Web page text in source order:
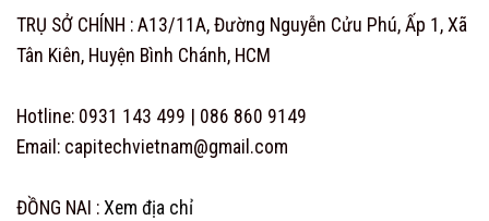
TRỤ SỞ CHÍNH : A13/11A, Đường Nguyễn Cửu Phú, Ấp 1, Xã
Tân Kiên, Huyện Bình Chánh, HCM
Hotline: 0931 143 499 | 086 860 9149
Email: capitechvietnam@gmail.com
ĐỒNG NAI : Xem địa chỉ